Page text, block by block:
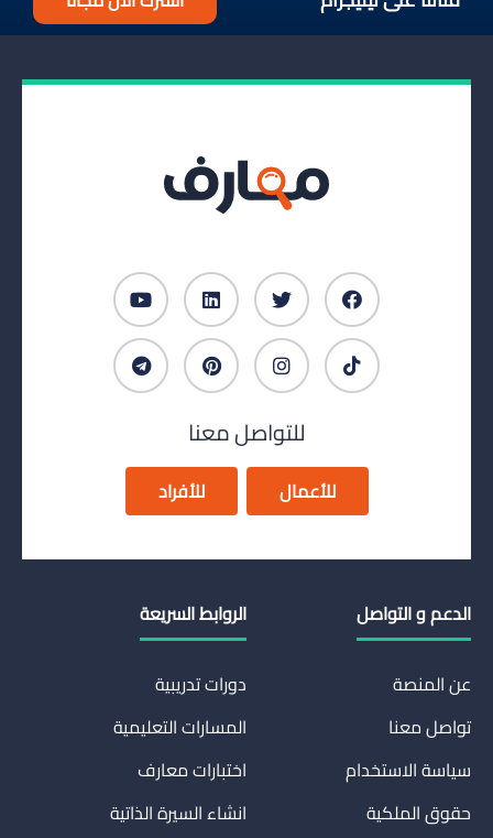
للتواصل معنا
للأعمال للأفراد
الدعم و التواصل
عن المنصة
تواصل معنا
سياسة الاستخدام
حقوق الملكية
الروابط السريعة
دورات تدريبية
المسارات التعليمية
اختبارات معارف
انشاء السيرة الذاتية